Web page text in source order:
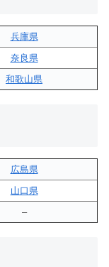
兵庫県
奈良県
和歌山県
広島県
山口県
–